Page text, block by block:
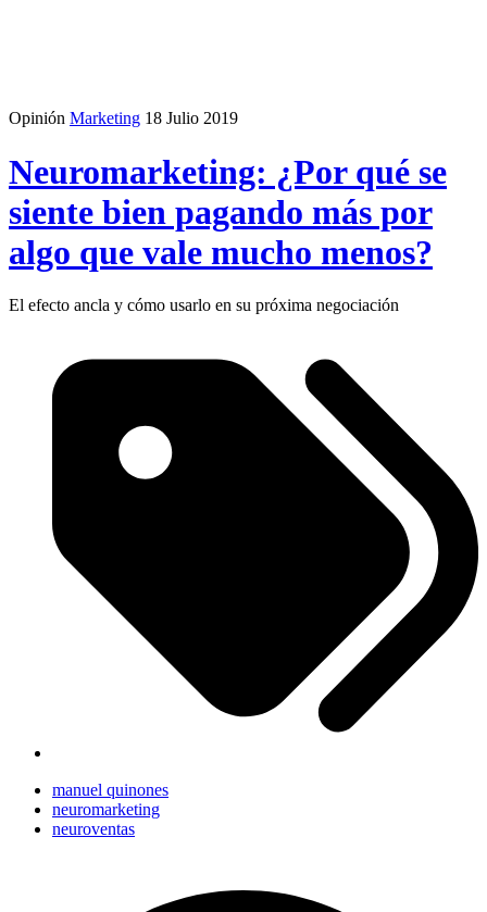
Opinión Marketing 18 Julio 2019
Neuromarketing: ¿Por qué se
siente bien pagando más por
algo que vale mucho menos?
El efecto ancla y cómo usarlo en su próxima negociación
manuel quinones
neuromarketing
neuroventas